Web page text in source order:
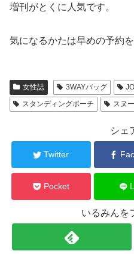
増刊がとくに人気です。
気になるかたは早めの予約
女性誌 3WAYバッグ
スタンディングポーチ
スヌ
シェ
Twitter
Pocket
いるみんを